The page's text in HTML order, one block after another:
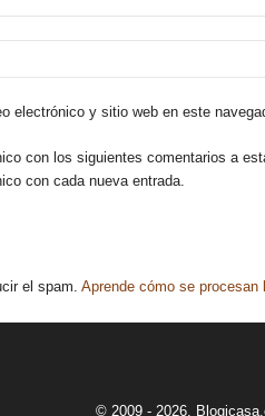
electrónico y sitio web en este
con los siguientes comentarios a
con cada nueva entrada.
el spam. Aprende cómo se
© 2009 - 2026.